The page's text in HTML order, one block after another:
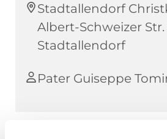
Stadtallendorf
Albert-Schweizer Str.
Stadtallendorf
Pater Guiseppe